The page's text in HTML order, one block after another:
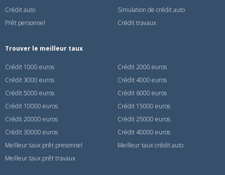
Crédit auto
Simulation de crédit auto
Prêt personnel
Crédit travaux
Trouver le meilleur taux
Crédit 1000 euros
Crédit 2000 euros
Crédit 3000 euros
Crédit 4000 euros
Crédit 5000 euros
Crédit 6000 euros
Crédit 10000 euros
Crédit 15000 euros
Crédit 20000 euros
Crédit 25000 euros
Crédit 30000 euros
Crédit 40000 euros
Meilleur taux prêt presonnel
Meilleur taux crédit auto
Meilleur taux prêt travaux